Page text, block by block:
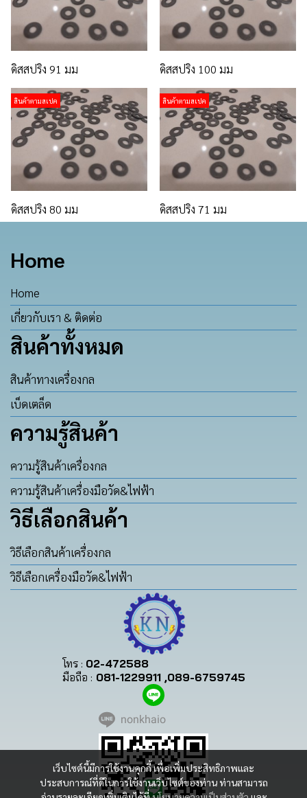
ดิสสปริง 91 มม ดิสสปริง 100 มม
สินค้าตามสเปค
ดิสสปริง 80 มม
สินค้าตามสเปค
ดิสสปริง 71 มม
เว็บไซต์นี้มีการใช้งานคุกกี้ เพื่อเพิ่มประสิทธิภาพและ
ประสบการณ์ที่ดีในการใช้งานเว็บไซต์ของท่าน ท่านสามารถ
Home
Home
เกี่ยวกับเรา & ติดต่อ
สินค้าทั้งหมด
สินค้าทางเครื่องกล
เบ็ดเตล็ด
ความรู้สินค้า
ความรู้สินค้าเครื่องกล
ความรู้สินค้าเครื่องมือวัด&ไฟฟ้า
วิธีเลือกสินค้า
วิธีเลือกสินค้าเครื่องกล
วิธีเลือกเครื่องมือวัด&ไฟฟ้า
โทร : 02-472588
มือถือ : 081-1229911 ,089-6759745
nonkhaio